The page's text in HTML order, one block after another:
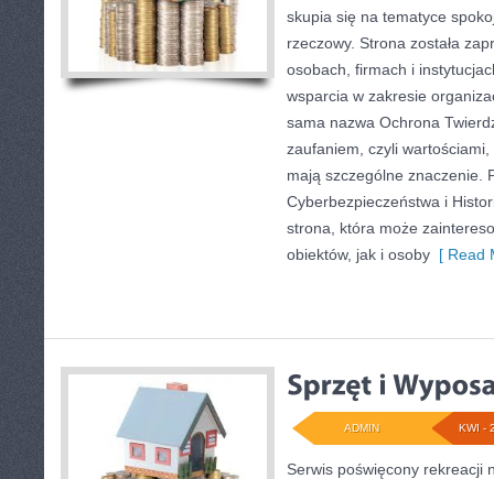
skupia się na tematyce
rzeczowy. Strona została
osobach, firmach i
wsparcia w zakresie
sama nazwa Ochrona
zaufaniem, czyli
mają szczególne znaczenie.
Cyberbezpieczeństwa i
strona, która może
obiektów, jak i osoby [ Read
KWI -
ADMIN
Serwis poświęcony rekreacji